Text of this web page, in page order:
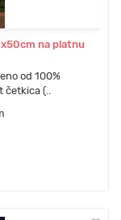
na platnu
od 100%
(..